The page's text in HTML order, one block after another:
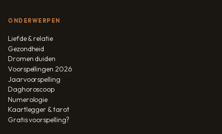
ONDERWERPEN
Liefde & relatie
Gezondheid
Dromen duiden
Voorspellingen 2026
Jaarvoorspelling
Daghoroscoop
Numerologie
Kaartlegger & tarot
Gratis voorspelling?